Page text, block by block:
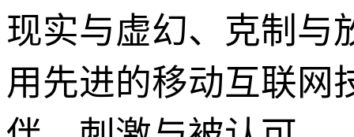
现实与虚幻、克制与
用先进的移动互联